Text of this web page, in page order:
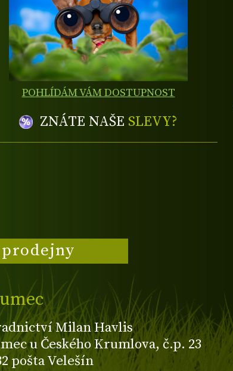
POHLÍDÁM VÁM DOSTUPNOST
ZNÁTE NAŠE SLEVY?
prodejny
Milan Havlis
u Českého Krumlova, č.p. 23
pošta Velešín